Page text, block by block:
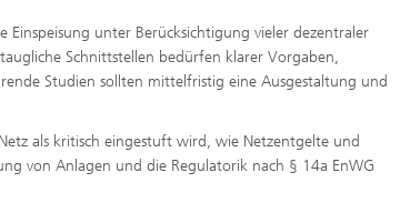
unter Berücksichtigung vieler dezentraler
Schnittstellen bedürfen klarer Vorgaben,
Studien sollten mittelfristig eine Ausgestaltung und
als kritisch eingestuft wird, wie Netzentgelte und
von Anlagen und die Regulatorik nach § 14a EnWG